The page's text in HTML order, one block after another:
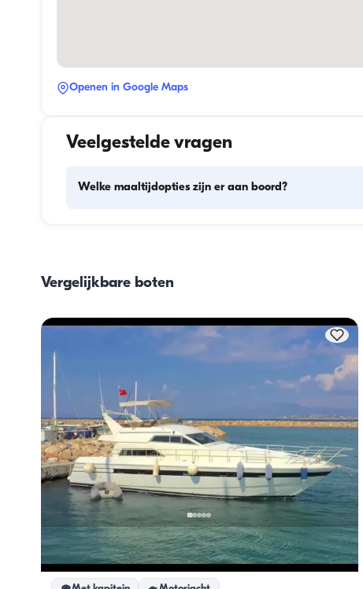
Openen in Google Maps
Veelgestelde vragen
Welke maaltijdopties zijn er aan boord?
bemanning overlaten. De bereiding van de maaltijden wordt
Vergelijkbare boten
Çeşme, İzmir Nieuwe boot
Exclusieve VIP-cruise met Mochi Ultra Luxe Jacht in Çeşme